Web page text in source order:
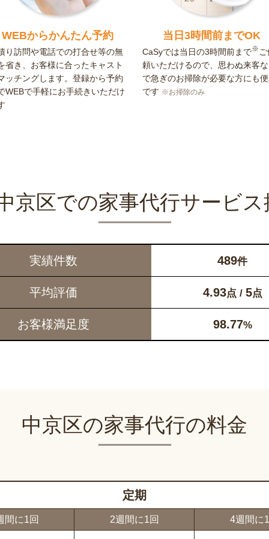
WEBからかんたん予約
り訪問や電話での打合せ等の無
省き、お客様に合ったキャスト
ッチングします。登録から予約
WEBで手軽にお手続きいただけ
当日3時間前までOK
CaSyでは当日の3時間前まで※
頼いただけるので、思わぬ来客
で急ぎのお掃除が必要な方にも
です ※お掃除のみ
京区での家事代行サービス
実績件数 489件
平均評価 4.93点 / 5点
お客様満足度 98.77%
中京区の家事代行の料金
定期
間に1回 2週間に1回 4週間に